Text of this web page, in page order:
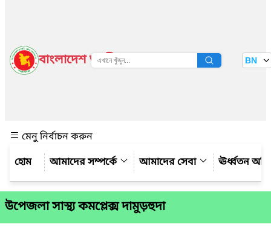
বাংলাদেশ জাতীয় তথ্য বাতায়ন BN
মেনু নির্বাচন করুন
আমাদের সম্পর্কে
আমাদের সেবা ঊর্ধ্বতন
উপেজলা সাস্থ্য কমপ্লেক্স দামুড়হুদা